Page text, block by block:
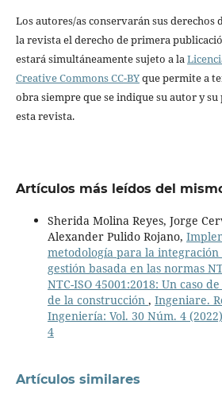
Los autores/as conservarán sus derechos
la revista el derecho de primera
estará simultáneamente sujeto a la
Creative Commons CC-BYque permite a
obra siempre que se indique su autor y
esta revista.
Artículos más leídos del
Sherida Molina Reyes, Jorge
Alexander Pulido Rojano,
metodología para la integración
gestión basada en las normas
NTC-ISO 45001:2018: Un caso
de la construcción , Ingeniare.
Ingeniería: Vol. 30 Núm. 4
4
Artículos similares